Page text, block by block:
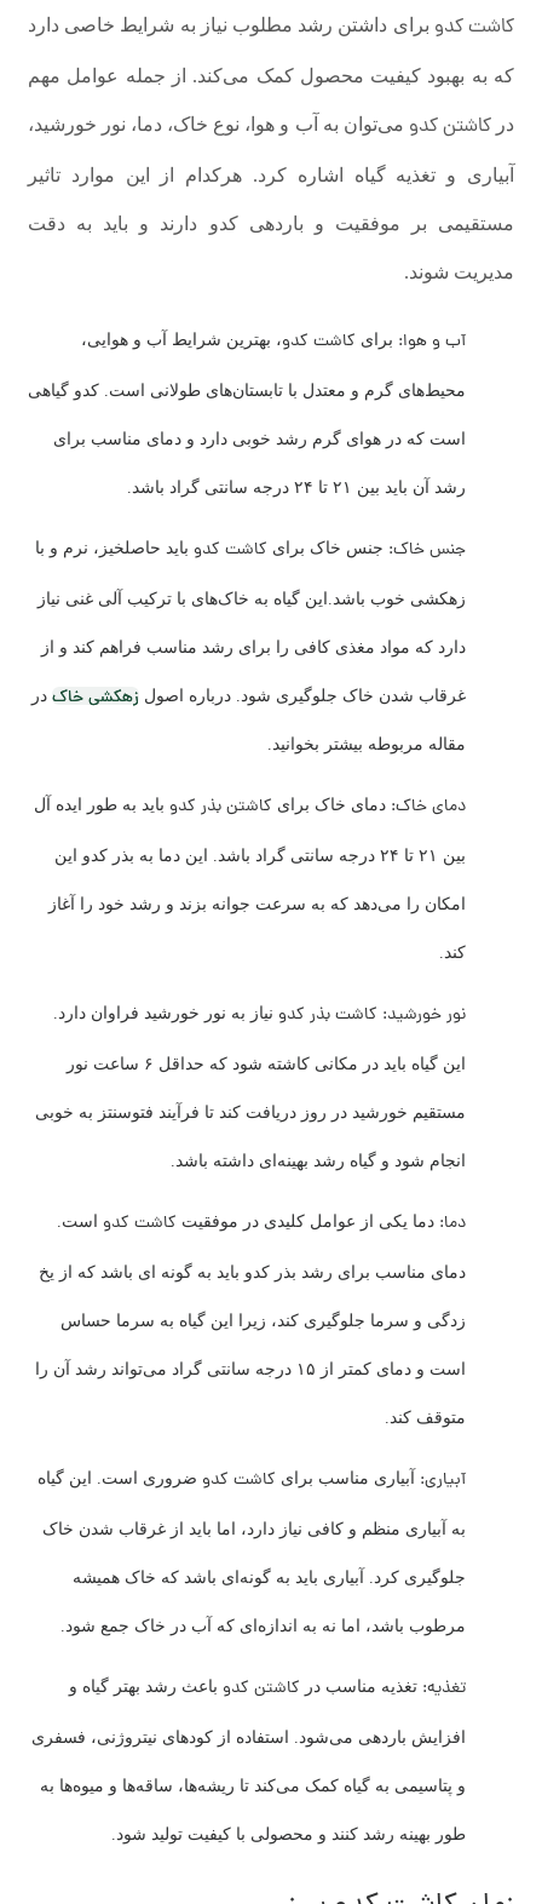
کاشت کدو برای داشتن رشد مطلوب نیاز به شرایط خاصی دارد
که به بهبود کیفیت محصول کمک می‌کند. از جمله عوامل مهم
درکاشتن کدو می‌توان به آب و هوا، نوع خاک، دما، نور خورشید،
آبیاری و تغذیه گیاه اشاره کرد. هرکدام از این موارد تاثیر
مستقیمی بر موفقیت و باردهی کدو دارند و باید به دقت
مدیریت شوند.
آب و هوا: برای کاشت کدو، بهترین شرایط آب و هوایی،
محیط‌های گرم و معتدل با تابستان‌های طولانی است. کدو گیاهی
است که در هوای گرم رشد خوبی دارد و دمای مناسب برای
رشد آن باید بین ۲۱ تا ۲۴ درجه سانتی گراد باشد.
جنس خاک: جنس خاک برای کاشت کدو باید حاصلخیز، نرم و با
زهکشی خوب باشد.این گیاه به خاک‌های با ترکیب آلی غنی نیاز
دارد که مواد مغذی کافی را برای رشد مناسب فراهم کند و از
غرقاب شدن خاک جلوگیری شود. درباره اصول زهکشی خاک در
مقاله مربوطه بیشتر بخوانید.
دمای خاک: دمای خاک برای کاشتن بذر کدو باید به طور ایده آل
بین ۲۱ تا ۲۴ درجه سانتی گراد باشد. این دما به بذر کدو این
امکان را می‌دهد که به سرعت جوانه بزند و رشد خود را آغاز
کند.
نور خورشید: کاشت بذر کدو نیاز به نور خورشید فراوان دارد.
این گیاه باید در مکانی کاشته شود که حداقل ۶ ساعت نور
مستقیم خورشید در روز دریافت کند تا فرآیند فتوسنتز به خوبی
انجام شود و گیاه رشد بهینه‌ای داشته باشد.
دما: دما یکی از عوامل کلیدی در موفقیت کاشت کدو است.
دمای مناسب برای رشد بذر کدو باید به گونه ای باشد که از یخ
زدگی و سرما جلوگیری کند، زیرا این گیاه به سرما حساس
است و دمای کمتر از ۱۵ درجه سانتی گراد می‌تواند رشد آن را
متوقف کند.
آبیاری: آبیاری مناسب برای کاشت کدو ضروری است. این گیاه
به آبیاری منظم و کافی نیاز دارد، اما باید از غرقاب شدن خاک
جلوگیری کرد. آبیاری باید به گونه‌ای باشد که خاک همیشه
مرطوب باشد، اما نه به اندازه‌ای که آب در خاک جمع شود.
تغذیه: تغذیه مناسب در کاشتن کدو باعث رشد بهتر گیاه و
افزایش باردهی می‌شود. استفاده از کودهای نیتروژنی، فسفری
و پتاسیمی به گیاه کمک می‌کند تا ریشه‌ها، ساقه‌ها و میوه‌ها به
طور بهینه رشد کنند و محصولی با کیفیت تولید شود.